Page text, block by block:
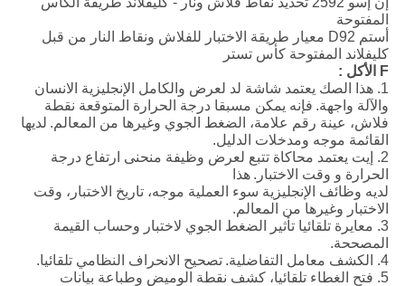
المفتوحة
أستم D92 معيار طريقة الاختبار للفلاش ونقاط النار من قبل
كليفلاند المفتوحة كأس تستر
F
الأكل :
1. هذا الصك يعتمد شاشة لد لعرض والكامل الإنجليزية الانسان
والآلة واجهة. فإنه يمكن مسبقا درجة الحرارة المتوقعة نقطة
فلاش، عينة رقم علامة، الضغط الجوي وغيرها من المعالم. لديها
القائمة موجه ومدخلات الدليل.
2. إيت يعتمد محاكاة تتبع لعرض وظيفة منحنى ارتفاع درجة
الحرارة و وقت الاختبار. هذا
لديه وظائف الإنجليزية سوء العملية موجه، تاريخ الاختبار، وقت
الاختبار وغيرها من المعالم.
3. معايرة تلقائيا تأثير الضغط الجوي لاختبار وحساب القيمة
المصححة.
4. الكشف معامل التفاضلية.
تصحيح الانحراف النظامي تلقائيا.
5. فتح الغطاء تلقائيا، كشف نقطة الوميض وطباعة بيانات